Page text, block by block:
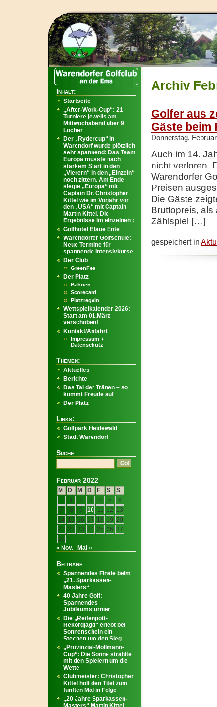
Archiv
Golfer aus
Gäste beim
Donnerstag,
Auch im 14.
nicht verloren.
Warendorfer
Preisen
Die Gäste
Bruttopreis, als
Zählspiel […]
gespeichert in
Inhalt:
Startseite
„After-Work-Cup“: 21
Turniere jeweils am
Mittwochabend über 9
Löcher
Der „Rydercup“ in
Warendorf wurde plötzlich
sehr spannend: Das Team
Europa musste nach
starkem Start in den
„Vierern“ in den „Einzeln“
noch zittern. Am Ende
siegte „Europa“ mit
Captain Dr. Christopher
Kittel wie im Vorjahr vor
den „USA“ mit Captain
Martin Kittel. Die
Ergebnisse im einzelnen :
Golfhotel Blaue Ente
Warendorfer Golfschule:
Neue Termine für
spannende Intensivkurse
Der Club
GreenFee
Der Platz
Bahnen
Scorecard
Platzregeln
Wettspielkalender 2026:
Start am 01.März
verschoben!
Kontakt/Anfahrt
Impressum +
Datenschutz
Themen:
Aktuelles
Berichte
Das Tal der Tränen – so
kommt Freude auf
Der Platz
Links:
Golfpark Heidewald
Stadt Warendorf
Suche
Februar 2022
M D M D F S
S
1
2 3 4 5
6
7
8 9 10 11 12 13
14 15 16 17 18 19 20
21 22 23 24 25 26 27
28
« Nov.
Mai »
Beiträge
Spannendes Finale beim
„21. Sparkassen-
Masters“
40 Jahre Golf:
Spannendes
Jubiläumsturnier
Die „Reifenpott-
Rekordjagd“ erlebt bei
Sonnenschein ein
Stechen um den Sieg
„Provinzial-Möllmann-
Cup“: Die Sonne strahlte
mit den Spielern um die
Wette
Clubmeister: Christopher
Kittel holt den Titel zum
fünften Mal in Folge
„20 Jahre Sparkassen-
Masters“ Martin Kittel